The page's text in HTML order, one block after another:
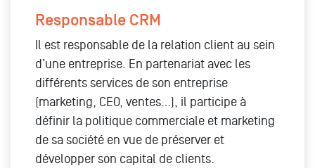
Responsable CRM
Il est responsable de la relation client au sein
d’une entreprise. En partenariat avec les
différents services de son entreprise
(marketing, CEO, ventes…), il participe à
définir la politique commerciale et marketing
de sa société en vue de préserver et
développer son capital de clients.